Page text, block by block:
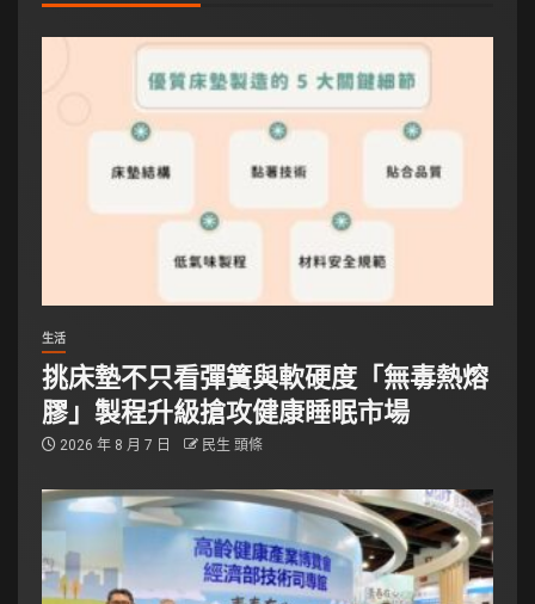
生活
挑床墊不只看彈簧與軟硬度「無毒熱熔
膠」製程升級搶攻健康睡眠市場
2026 年 8 月 7 日 民生 頭條